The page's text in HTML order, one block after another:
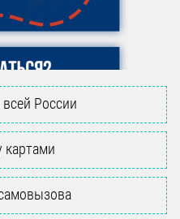
России
картами